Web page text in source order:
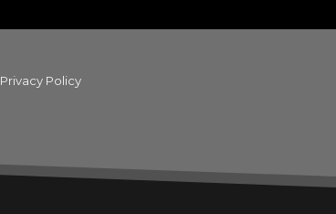
Privacy Policy